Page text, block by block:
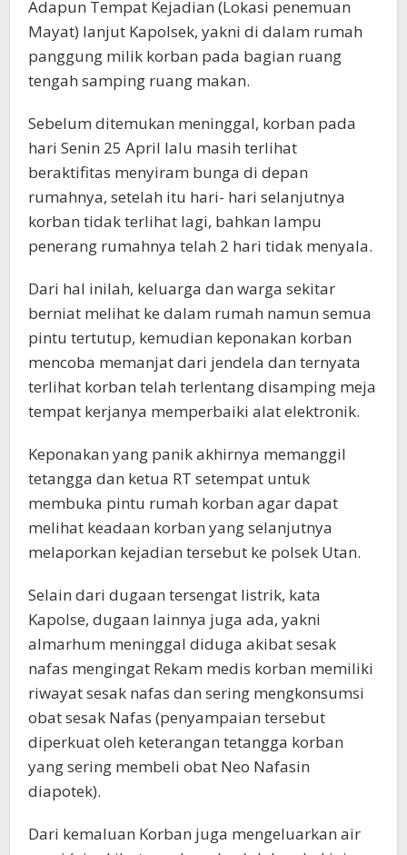
Adapun Tempat Kejadian (Lokasi penemuan
Mayat) lanjut Kapolsek, yakni di dalam rumah
panggung milik korban pada bagian ruang
tengah samping ruang makan.
Sebelum ditemukan meninggal, korban pada
hari Senin 25 April lalu masih terlihat
beraktifitas menyiram bunga di depan
rumahnya, setelah itu hari- hari selanjutnya
korban tidak terlihat lagi, bahkan lampu
penerang rumahnya telah 2 hari tidak menyala.
Dari hal inilah, keluarga dan warga sekitar
berniat melihat ke dalam rumah namun semua
pintu tertutup, kemudian keponakan korban
mencoba memanjat dari jendela dan ternyata
terlihat korban telah terlentang disamping meja
tempat kerjanya memperbaiki alat elektronik.
Keponakan yang panik akhirnya memanggil
tetangga dan ketua RT setempat untuk
membuka pintu rumah korban agar dapat
melihat keadaan korban yang selanjutnya
melaporkan kejadian tersebut ke polsek Utan.
Selain dari dugaan tersengat listrik, kata
Kapolse, dugaan lainnya juga ada, yakni
almarhum meninggal diduga akibat sesak
nafas mengingat Rekam medis korban memiliki
riwayat sesak nafas dan sering mengkonsumsi
obat sesak Nafas (penyampaian tersebut
diperkuat oleh keterangan tetangga korban
yang sering membeli obat Neo Nafasin
diapotek).
Dari kemaluan Korban juga mengeluarkan air